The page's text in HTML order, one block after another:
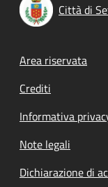
Città di
Footer
Area riservata
Crediti
Informativa
Note legali
Dichiarazione di